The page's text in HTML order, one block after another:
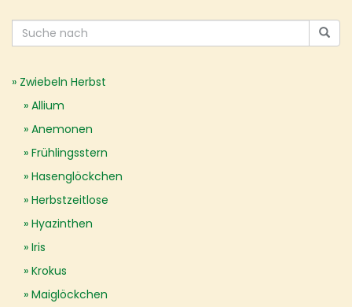
Zwiebeln Herbst
Allium
Anemonen
Frühlingsstern
Hasenglöckchen
Herbstzeitlose
Hyazinthen
Iris
Krokus
Maiglöckchen